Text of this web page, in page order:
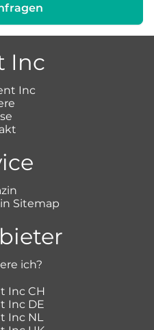
Inc
Inc
Sitemap
ich?
Inc CH
Inc DE
Inc NL